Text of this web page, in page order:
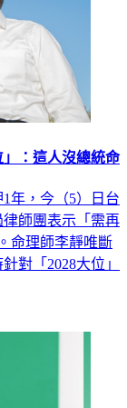
：這人沒總統命
年，今（5）日台
師團表示「需再
命理師李靜唯斷
對「2028大位」